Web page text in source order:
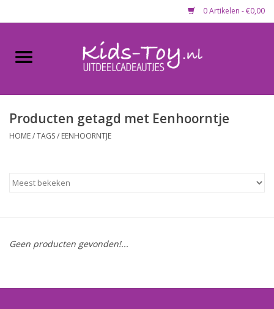
0 Artikelen - €0,00
Home
Gevulde capsules & mixen
Maandaanbieding
Lege capsules
Producten getagd met Eenhoorntje
HOME/TAGS/ EENHOORNTJE
Geen producten gevonden!...